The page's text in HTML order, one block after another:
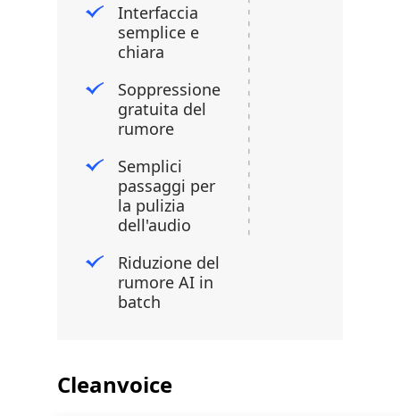
Interfaccia
semplice e
chiara
Soppressione
gratuita del
rumore
Semplici
passaggi per
la pulizia
dell'audio
Riduzione del
rumore AI in
batch
Cleanvoice